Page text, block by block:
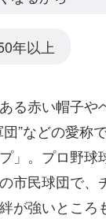
年以上
る赤い帽子や
”などの愛称
」。プロ野
市民球団で、
が強いところ